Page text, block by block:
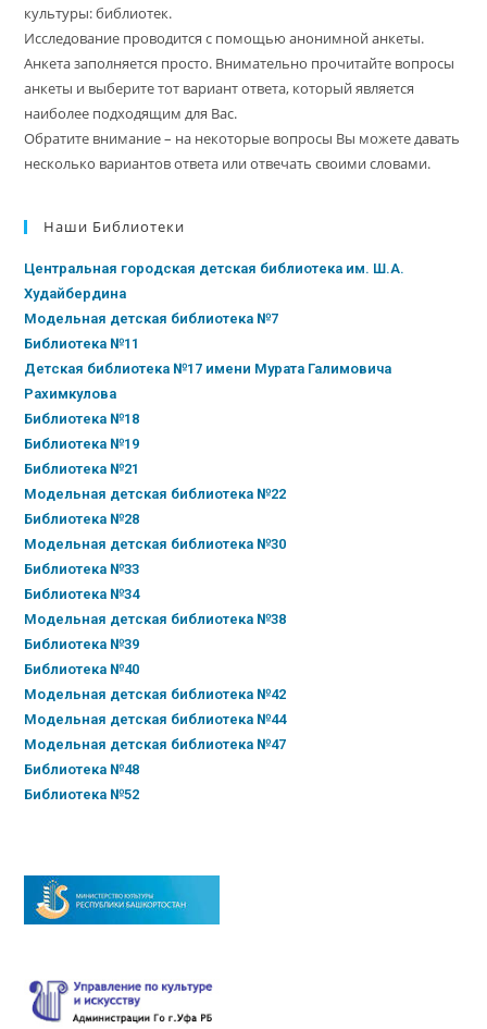
культуры: библиотек.
Исследование проводится с помощью анонимной анкеты.
Анкета заполняется просто. Внимательно прочитайте вопросы
анкеты и выберите тот вариант ответа, который является
наиболее подходящим для Вас.
Обратите внимание – на некоторые вопросы Вы можете давать
несколько вариантов ответа или отвечать своими словами.
Наши Библиотеки
Центральная городская детская библиотека им. Ш.А.
Худайбердина
Модельная детская библиотека №7
Библиотека №11
Детская библиотека №17 имени Мурата Галимовича
Рахимкулова
Библиотека №18
Библиотека №19
Библиотека №21
Модельная детская библиотека №22
Библиотека №28
Модельная детская библиотека №30
Библиотека №33
Библиотека №34
Модельная детская библиотека №38
Библиотека №39
Библиотека №40
Модельная детская библиотека №42
Модельная детская библиотека №44
Модельная детская библиотека №47
Библиотека №48
Библиотека №52